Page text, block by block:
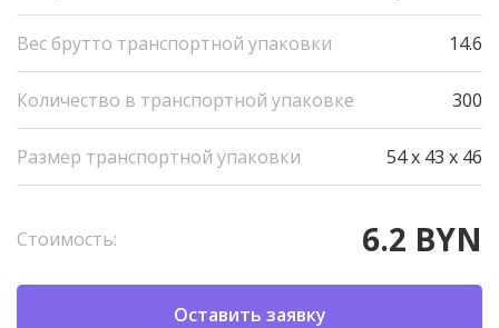
Вес брутто транспортной упаковки 14.6
Количество в транспортной упаковке 300
Размер транспортной упаковки 54 x 43 x 46
Стоимость: 6.2 BYN
Оставить заявку